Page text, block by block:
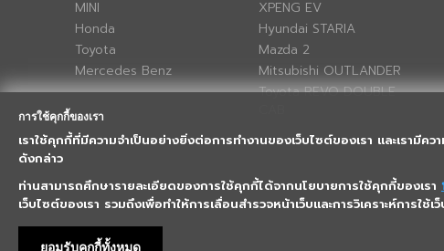
MINI
Honda
Toyota
Mercedes Benz
XPENG EV
Hyundai STARIA
Mazda 2
Mitsubishi OUTLANDER
Toyota REVO DOUBLE
การใช้คุกกี้ของเรา
เราใช้คุกกี้ที่มีความจำเป็นอย่างยิ่งต่อการทำงานของเว็บไซต์ของเรา และเรามีค
ดังกล่าว
ท่านสามารถศึกษารายละเอียดของการใช้คุกกี้ได้จากนโยบายการใช้คุกกี้ของเรา
เว็บไซต์ของเรา รวมถึงเพื่อทำให้การเลื่อนสำรวจหน้าเว็บและการวิเคราะห์กา
ยอมรับคุกกี้ทั้งหมด